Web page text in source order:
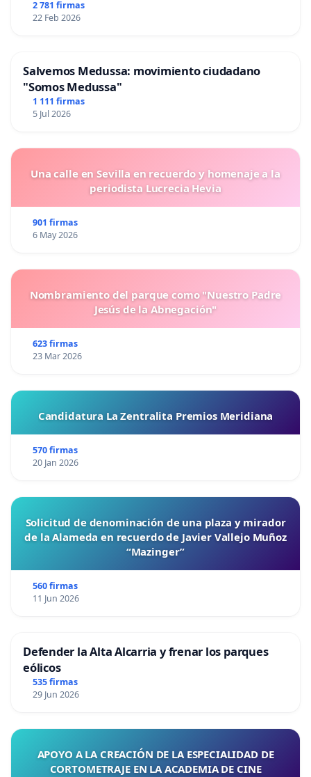
2 781 firmas
22 Feb 2026
Salvemos Medussa: movimiento ciudadano
"Somos Medussa"
1 111 firmas
5 Jul 2026
Una calle en Sevilla en recuerdo y homenaje a la
periodista Lucrecia Hevia
901 firmas
6 May 2026
Nombramiento del parque como "Nuestro Padre
Jesús de la Abnegación"
623 firmas
23 Mar 2026
Candidatura La Zentralita Premios Meridiana
570 firmas
20 Jan 2026
Solicitud de denominación de una plaza y mirador
de la Alameda en recuerdo de Javier Vallejo Muñoz
“Mazinger”
560 firmas
11 Jun 2026
Defender la Alta Alcarria y frenar los parques
eólicos
535 firmas
29 Jun 2026
APOYO A LA CREACIÓN DE LA ESPECIALIDAD DE
CORTOMETRAJE EN LA ACADEMIA DE CINE